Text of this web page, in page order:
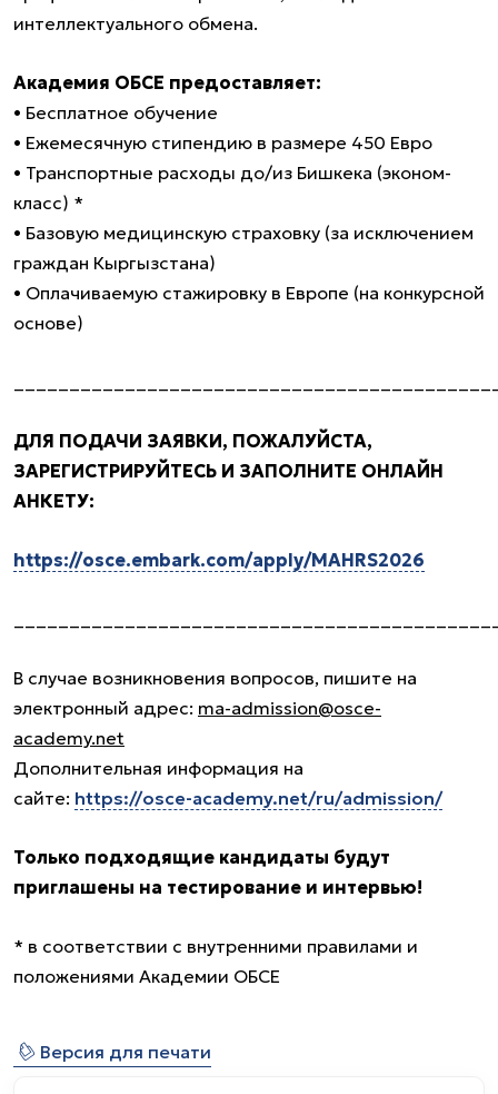
интеллектуального обмена.
Академия ОБСЕ предоставляет:
• Бесплатное обучение
• Ежемесячную стипендию в размере 450 Евро
• Транспортные расходы до/из Бишкека (эконом-
класс) *
• Базовую медицинскую страховку (за исключением
граждан Кыргызстана)
• Оплачиваемую стажировку в Европе (на конкурсной
основе)
ДЛЯ ПОДАЧИ ЗАЯВКИ, ПОЖАЛУЙСТА,
ЗАРЕГИСТРИРУЙТЕСЬ И ЗАПОЛНИТЕ ОНЛАЙН
АНКЕТУ:
https://osce.embark.com/apply/MAHRS2026
В случае возникновения вопросов, пишите на
электронный адрес: ma-admission@osce-
academy.net
Дополнительная информация на
сайте: https://osce-academy.net/ru/admission/
Только подходящие кандидаты будут
приглашены на тестирование и интервью!
* в соответствии с внутренними правилами и
положениями Академии ОБСЕ
⎙ Версия для печати